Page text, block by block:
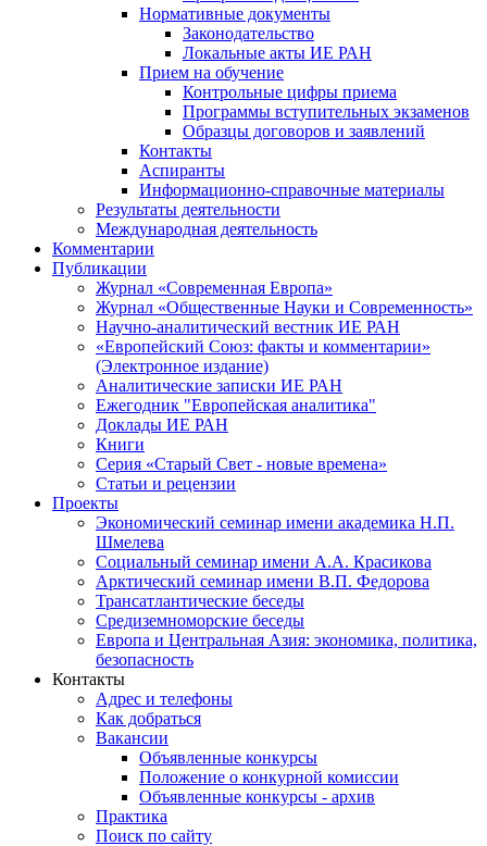
Нормативные документы
Законодательство
Локальные акты ИЕ РАН
Прием на обучение
Контрольные цифры приема
Программы вступительных экзаменов
Образцы договоров и заявлений
Контакты
Аспиранты
Информационно-справочные материалы
Результаты деятельности
Международная деятельность
Комментарии
Публикации
Журнал «Современная Европа»
Журнал «Общественные Науки и Современность»
Научно-аналитический вестник ИЕ РАН
«Европейский Союз: факты и комментарии»
(Электронное издание)
Аналитические записки ИЕ РАН
Ежегодник "Европейская аналитика"
Доклады ИЕ РАН
Книги
Серия «Старый Свет - новые времена»
Статьи и рецензии
Проекты
Экономический семинар имени академика Н.П.
Шмелева
Социальный семинар имени А.А. Красикова
Арктический семинар имени В.П. Федорова
Трансатлантические беседы
Средиземноморские беседы
Европа и Центральная Азия: экономика, политика,
безопасность
Контакты
Адрес и телефоны
Как добраться
Вакансии
Объявленные конкурсы
Положение о конкурной комиссии
Объявленные конкурсы - архив
Практика
Поиск по сайту